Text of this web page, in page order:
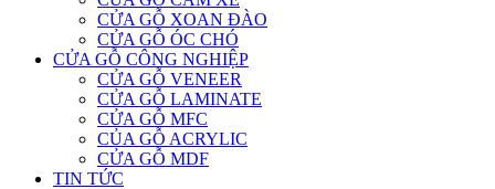
CỬA GỖ XOAN ĐÀO
CỬA GỖ ÓC CHÓ
CỬA GỖ CÔNG NGHIỆP
CỬA GỖ VENEER
CỬA GỖ LAMINATE
CỬA GỖ MFC
CỦA GỖ ACRYLIC
CỬA GỖ MDF
TIN TỨC